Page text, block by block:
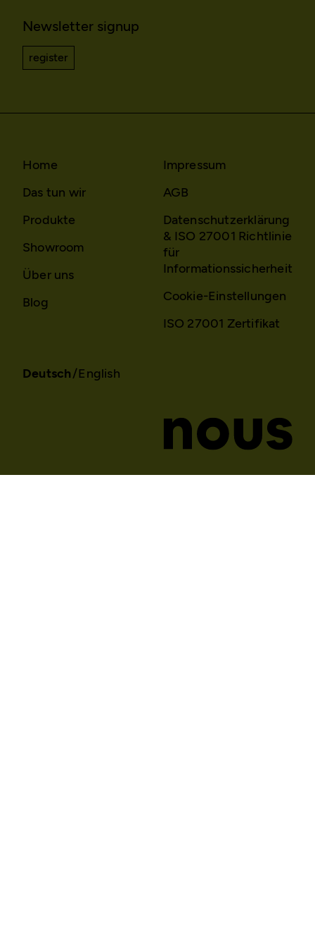
Newsletter signup
register
Home
Das tun wir
Produkte
Showroom
Über uns
Blog
Impressum
AGB
Datenschutzerklärung
& ISO 27001 Richtlinie
für
Informationssicherheit
Cookie-Einstellungen
ISO 27001 Zertifikat
Deutsch English